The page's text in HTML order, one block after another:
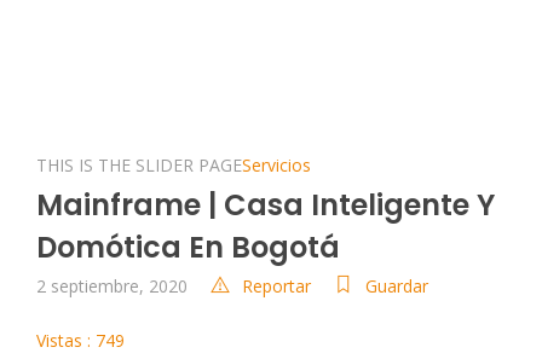
THIS IS THE SLIDER PAGEServicios
Mainframe | Casa Inteligente Y
Domótica En Bogotá
2 septiembre, 2020 Reportar Guardar
Vistas : 749